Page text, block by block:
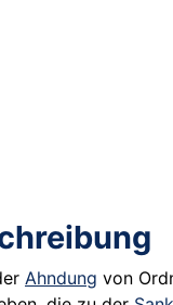
Ahndung von